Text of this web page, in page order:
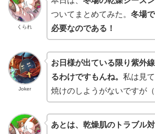
くられ
ついてまとめてみた。 冬場
必要なのである！
Joker
お日様が出ている限り紫外
るわけですもんね。 私は見
焼けのしようがないですが（
あとは、乾燥肌のトラブル対